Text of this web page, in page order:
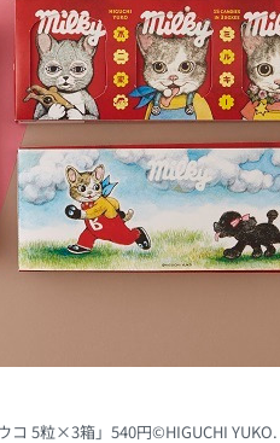
コ 5粒×3箱」540円©HIGUCHI YUKO.